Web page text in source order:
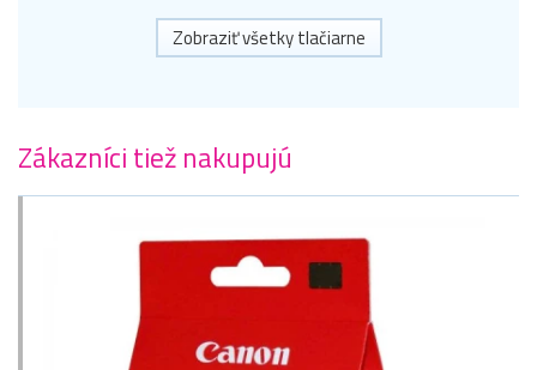
Zobraziť všetky tlačiarne
Zákazníci tiež nakupujú